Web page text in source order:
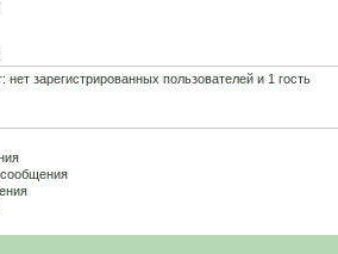
зарегистрированных пользователей и 1 гость
сообщения